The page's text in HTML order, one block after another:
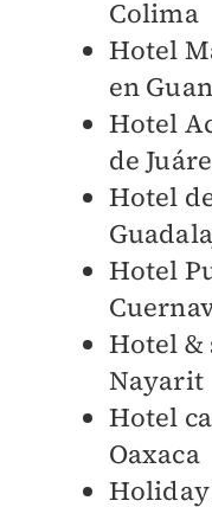
Colima
Hotel
en
Hotel
de
Hotel
Hotel
Hotel &
Nayarit
Hotel
Oaxaca
Holiday